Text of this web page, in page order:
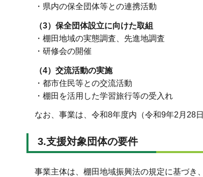
・県内の保全団体等との連携活動
（3）保全団体設立に向けた取組
・棚田地域の実態調査、先進地調査
・研修会の開催
（4）交流活動の実施
・都市住民等との交流活動
・棚田を活用した学習旅行等の受入れ
なお、事業は、令和8年度内（令和9年2月28
3.支援対象団体の要件
事業主体は、棚田地域振興法の規定に基づき